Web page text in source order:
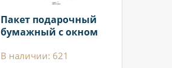
Пакет подарочный
бумажный с окном
В наличии: 621